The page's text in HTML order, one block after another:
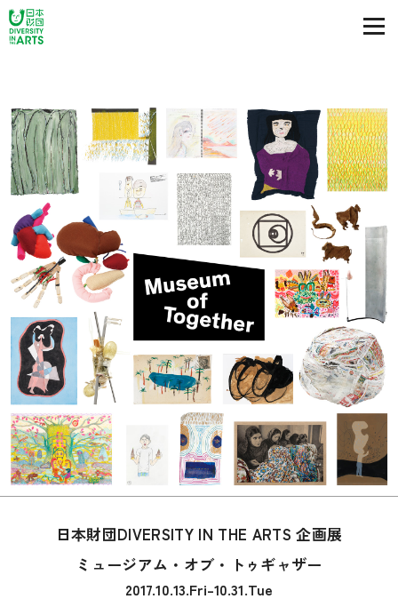
日本財団DIVERSITY IN THE ARTS 企画展
ミュージアム・オブ・トゥギャザー
2017.10.13.Fri–10.31.Tue